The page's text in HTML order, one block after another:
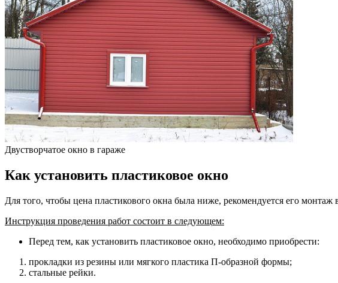
Двустворчатое окно в гараже
Как установить пластиковое окно
Для того, чтобы цена пластикового окна была ниже, рекомендуется его монтаж
Инструкция проведения работ состоит в следующем:
Перед тем, как установить пластиковое окно, необходимо приобрести:
прокладки из резины или мягкого пластика П-образной формы;
стальные рейки.